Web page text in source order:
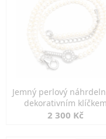
Jemný perlový
dekorativním klíčkem
2 300 Kč